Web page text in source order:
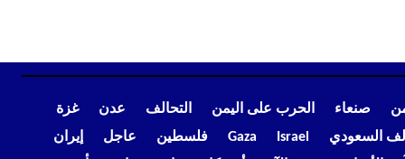
صنعاء الحرب على اليمن التحالف عدن
غزة
السعودي
Israel
Gaza فلسطين عاجل
إيران